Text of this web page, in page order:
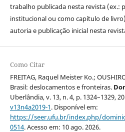
trabalho publicada nesta revista (ex.:
institucional ou como capítulo de
autoria e publicação inicial nesta
Como Citar
FREITAG, Raquel Meister Ko.;
Brasil: deslocamentos e fronteiras.
Uberlândia, v. 13, n. 4, p. 1324–1329,
v13n4a2019-1. Disponível em:
https://seer.ufu.br/index.php/
0514. Acesso em: 10 ago. 2026.